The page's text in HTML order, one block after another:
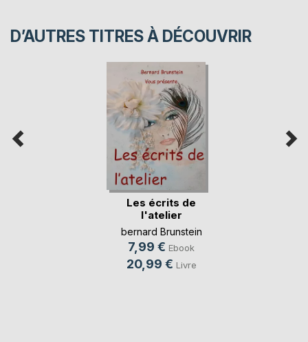
D’AUTRES TITRES À DÉCOUVRIR
Les écrits de
l'atelier
bernard Brunstein
7,99 € Ebook
20,99 € Livre